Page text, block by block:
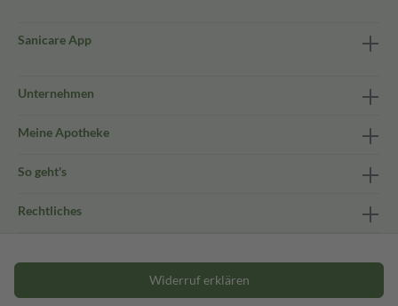
Sanicare App
Unternehmen
Meine Apotheke
So geht's
Rechtliches
Widerruf erklären